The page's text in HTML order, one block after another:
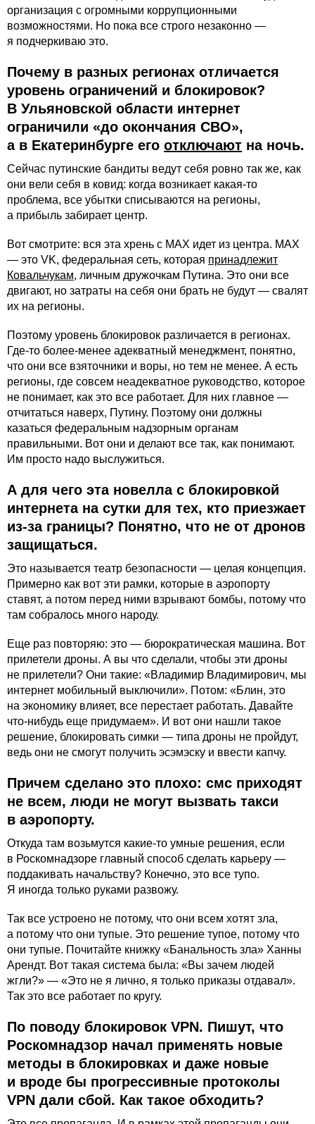
организация с огромными коррупционными
возможностями. Но пока все строго незаконно —
я подчеркиваю это.
Почему в разных регионах отличается
уровень ограничений и блокировок?
В Ульяновской области интернет
ограничили «до окончания СВО»,
а в Екатеринбурге его отключают на ночь.
Сейчас путинские бандиты ведут себя ровно так же, как
они вели себя в ковид: когда возникает какая-то
проблема, все убытки списываются на регионы,
а прибыль забирает центр.
Вот смотрите: вся эта хрень с MАХ идет из центра. MАХ
— это VK, федеральная сеть, которая принадлежит
Ковальчукам, личным дружочкам Путина. Это они все
двигают, но затраты на себя они брать не будут — свалят
их на регионы.
Поэтому уровень блокировок различается в регионах.
Где-то более-менее адекватный менеджмент, понятно,
что они все взяточники и воры, но тем не менее. А есть
регионы, где совсем неадекватное руководство, которое
не понимает, как это все работает. Для них главное —
отчитаться наверх, Путину. Поэтому они должны
казаться федеральным надзорным органам
правильными. Вот они и делают все так, как понимают.
Им просто надо выслужиться.
А для чего эта новелла с блокировкой
интернета на сутки для тех, кто приезжает
из-за границы? Понятно, что не от дронов
защищаться.
Это называется театр безопасности — целая концепция.
Примерно как вот эти рамки, которые в аэропорту
ставят, а потом перед ними взрывают бомбы, потому что
там собралось много народу.
Еще раз повторяю: это — бюрократическая машина. Вот
прилетели дроны. А вы что сделали, чтобы эти дроны
не прилетели? Они такие: «Владимир Владимирович, мы
интернет мобильный выключили». Потом: «Блин, это
на экономику влияет, все перестает работать. Давайте
что-нибудь еще придумаем». И вот они нашли такое
решение, блокировать симки — типа дроны не пройдут,
ведь они не смогут получить эсэмэску и ввести капчу.
Причем сделано это плохо: смс приходят
не всем, люди не могут вызвать такси
в аэропорту.
Откуда там возьмутся какие-то умные решения, если
в Роскомнадзоре главный способ сделать карьеру —
поддакивать начальству? Конечно, это все тупо.
Я иногда только руками развожу.
Так все устроено не потому, что они всем хотят зла,
а потому что они тупые. Это решение тупое, потому что
они тупые. Почитайте книжку «Банальность зла» Ханны
Арендт. Вот такая система была: «Вы зачем людей
жгли?» — «Это не я лично, я только приказы отдавал».
Так это все работает по кругу.
По поводу блокировок VPN. Пишут, что
Роскомнадзор начал применять новые
методы в блокировках и даже новые
и вроде бы прогрессивные протоколы
VPN дали сбой. Как такое обходить?